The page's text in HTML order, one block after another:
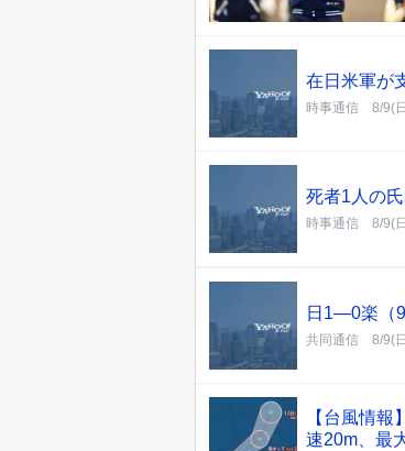
在日米軍が
時事通信 8/9(
死者1人の
時事通信 8/9(
日1―0楽（
共同通信 8/9(
【台風情
速20m、最